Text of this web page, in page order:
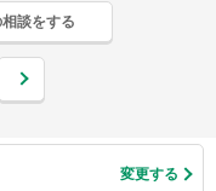
談をする
変更する